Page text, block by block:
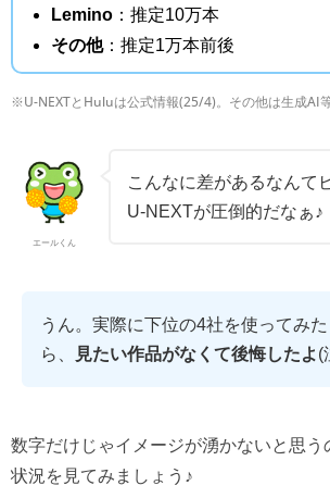
Lemino ：推定10万本
その他：推定1万本前後
※U-NEXTとHuluは公式情報(25/4)。その他は生成AI
エールくん
こんなに差があるなんて
U-NEXTが圧倒的だなぁ♪
うん。実際に下位の4社を使ってみた
ら、
見たい作品がなくて後悔したよ (
数字だけじゃイメージが湧かないと思う
状況を見てみましょう♪